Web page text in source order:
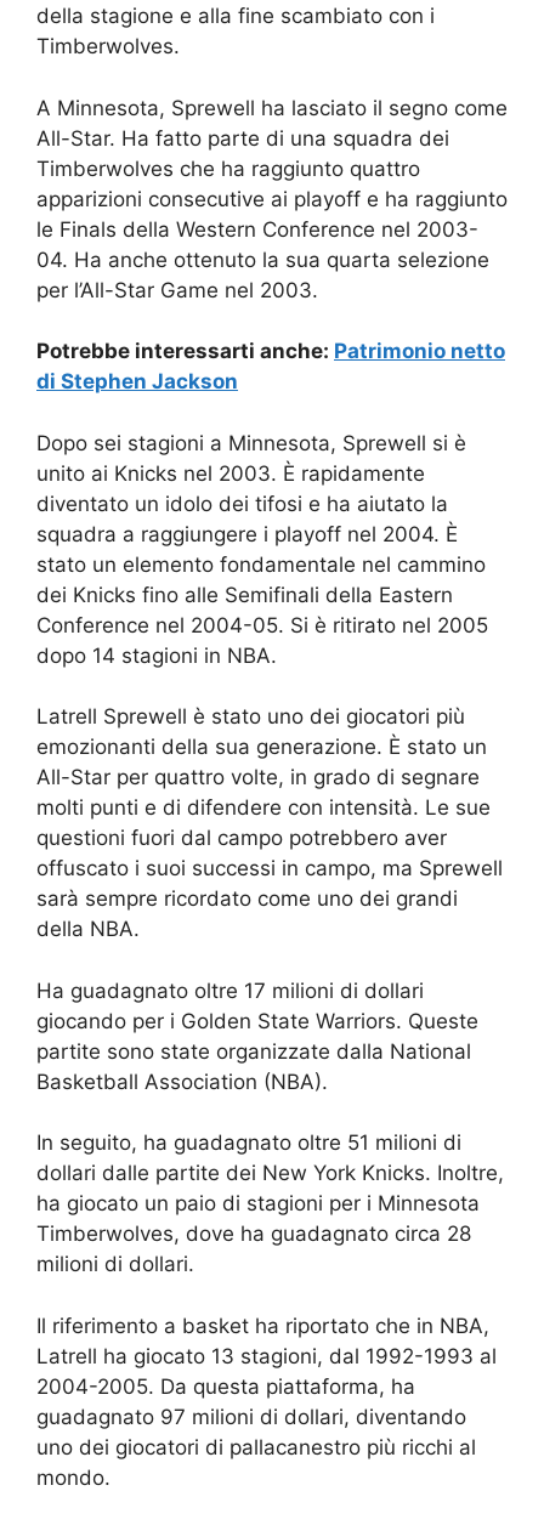
della stagione e alla fine scambiato con i
Timberwolves.
A Minnesota, Sprewell ha lasciato il segno come
All-Star. Ha fatto parte di una squadra dei
Timberwolves che ha raggiunto quattro
apparizioni consecutive ai playoff e ha raggiunto
le Finals della Western Conference nel 2003-
04. Ha anche ottenuto la sua quarta selezione
per l’All-Star Game nel 2003.
Potrebbe interessarti anche: Patrimonio netto
di Stephen Jackson
Dopo sei stagioni a Minnesota, Sprewell si è
unito ai Knicks nel 2003. È rapidamente
diventato un idolo dei tifosi e ha aiutato la
squadra a raggiungere i playoff nel 2004. È
stato un elemento fondamentale nel cammino
dei Knicks fino alle Semifinali della Eastern
Conference nel 2004-05. Si è ritirato nel 2005
dopo 14 stagioni in NBA.
Latrell Sprewell è stato uno dei giocatori più
emozionanti della sua generazione. È stato un
All-Star per quattro volte, in grado di segnare
molti punti e di difendere con intensità. Le sue
questioni fuori dal campo potrebbero aver
offuscato i suoi successi in campo, ma Sprewell
sarà sempre ricordato come uno dei grandi
della NBA.
Ha guadagnato oltre 17 milioni di dollari
giocando per i Golden State Warriors. Queste
partite sono state organizzate dalla National
Basketball Association (NBA).
In seguito, ha guadagnato oltre 51 milioni di
dollari dalle partite dei New York Knicks. Inoltre,
ha giocato un paio di stagioni per i Minnesota
Timberwolves, dove ha guadagnato circa 28
milioni di dollari.
Il riferimento a basket ha riportato che in NBA,
Latrell ha giocato 13 stagioni, dal 1992-1993 al
2004-2005. Da questa piattaforma, ha
guadagnato 97 milioni di dollari, diventando
uno dei giocatori di pallacanestro più ricchi al
mondo.